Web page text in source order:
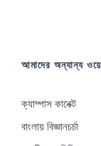
আমাদের অন্যান্য
ক্যাম্পাস কানেক্ট
বাংলায় বিজ্ঞানচর্চা